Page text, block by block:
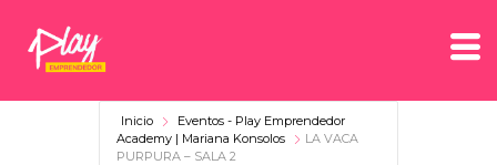
Inicio
Eventos - Play Emprendedor
Academy | Mariana Konsolos
LA VACA
PURPURA – SALA 2